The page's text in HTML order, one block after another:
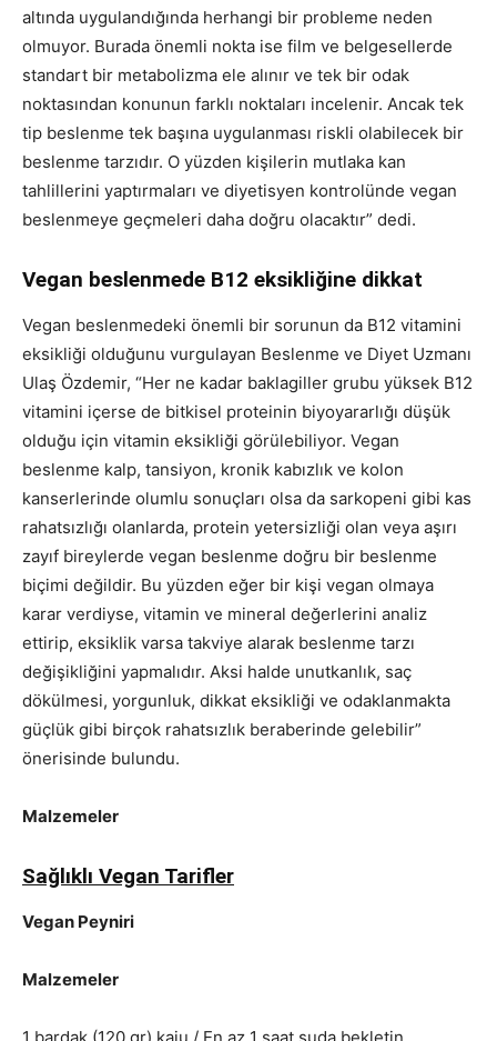
altında uygulandığında herhangi bir probleme neden
olmuyor. Burada önemli nokta ise film ve belgesellerde
standart bir metabolizma ele alınır ve tek bir odak
noktasından konunun farklı noktaları incelenir. Ancak tek
tip beslenme tek başına uygulanması riskli olabilecek bir
beslenme tarzıdır. O yüzden kişilerin mutlaka kan
tahlillerini yaptırmaları ve diyetisyen kontrolünde vegan
beslenmeye geçmeleri daha doğru olacaktır” dedi.
Vegan beslenmede B12 eksikliğine dikkat
Vegan beslenmedeki önemli bir sorunun da B12 vitamini
eksikliği olduğunu vurgulayan Beslenme ve Diyet Uzmanı
Ulaş Özdemir, “Her ne kadar baklagiller grubu yüksek B12
vitamini içerse de bitkisel proteinin biyoyararlığı düşük
olduğu için vitamin eksikliği görülebiliyor. Vegan
beslenme kalp, tansiyon, kronik kabızlık ve kolon
kanserlerinde olumlu sonuçları olsa da sarkopeni gibi kas
rahatsızlığı olanlarda, protein yetersizliği olan veya aşırı
zayıf bireylerde vegan beslenme doğru bir beslenme
biçimi değildir. Bu yüzden eğer bir kişi vegan olmaya
karar verdiyse, vitamin ve mineral değerlerini analiz
ettirip, eksiklik varsa takviye alarak beslenme tarzı
değişikliğini yapmalıdır. Aksi halde unutkanlık, saç
dökülmesi, yorgunluk, dikkat eksikliği ve odaklanmakta
güçlük gibi birçok rahatsızlık beraberinde gelebilir”
önerisinde bulundu.
Malzemeler
Sağlıklı Vegan Tarifler
Vegan Peyniri
Malzemeler
1 bardak (120 gr) kaju / En az 1 saat suda bekletin.